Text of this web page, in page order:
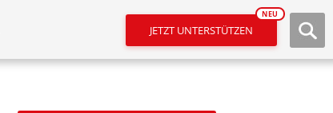
JETZT UNTERSTÜTZEN
NEU